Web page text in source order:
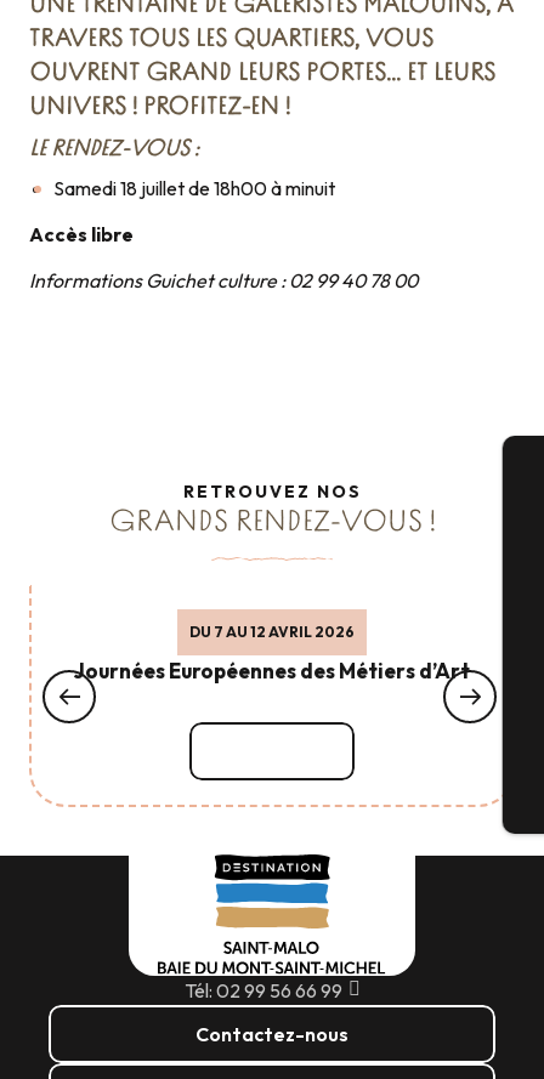
UNE TRENTAINE DE GALERISTES MALOUINS, À
TRAVERS TOUS LES QUARTIERS, VOUS
OUVRENT GRAND LEURS PORTES… ET LEURS
UNIVERS ! PROFITEZ-EN !
LE RENDEZ-VOUS :
Samedi 18 juillet de 18h00 à minuit
Accès libre
Informations Guichet culture : 02 99 40 78 00
RETROUVEZ NOS
GRANDS RENDEZ-VOUS !
DU 7 AU 12 AVRIL 2026
Journées Européennes des Métiers d’Art
Tél: 02 99 56 66 99
Contactez-nous